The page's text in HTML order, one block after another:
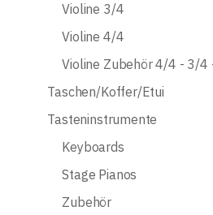
Violine 3/4
Violine 4/4
Violine Zubehör 4/4 - 3/
Taschen/Koffer/Etui
Tasteninstrumente
Keyboards
Stage Pianos
Zubehör